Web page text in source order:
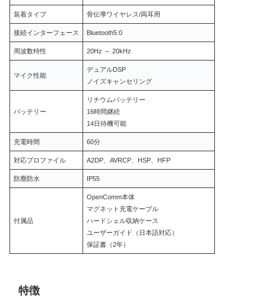
装着タイプ 骨伝導ワイヤレス/両耳用
接続インターフェース Bluetooth5.0
周波数特性 20Hz ～ 20kHz
マイク性能
デュアルDSP
ノイズキャンセリング
バッテリー
リチウムバッテリー
16時間継続
14日待機可能
充電時間 60分
対応プロファイル A2DP、AVRCP、HSP、HFP
防塵防水 IP55
付属品
OpenComm本体
マグネット充電ケーブル
ハードシェル収納ケース
ユーザーガイド（日本語対応）
保証書（2年）
特徴